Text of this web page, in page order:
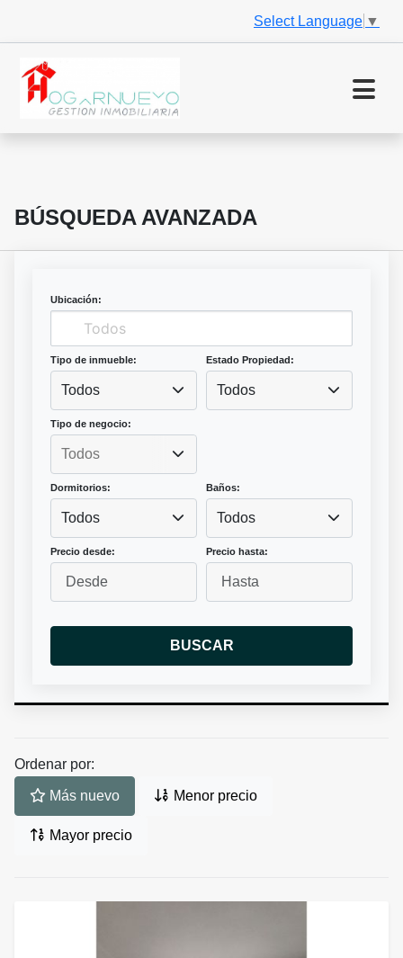
Select Language ▼
BÚSQUEDA AVANZADA
Ubicación:
Tipo de inmueble:
Todos
Estado Propiedad:
Todos
Tipo de negocio:
Dormitorios:
Todos
Baños:
Todos
Precio desde: Precio hasta:
BUSCAR
Ordenar por:
Más nuevo Menor precio
Mayor precio